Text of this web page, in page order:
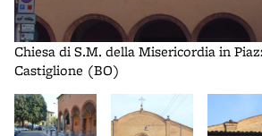
Chiesa di S.M. della Misericordia in
Castiglione (BO)